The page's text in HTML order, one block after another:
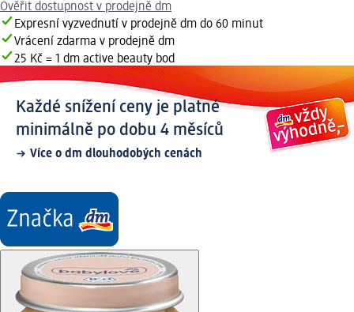
Ověřit dostupnost v prodejně dm
Expresní vyzvednutí v prodejně dm do 60 minut
Vrácení zdarma v prodejně dm
25 Kč = 1 dm active beauty bod
Každé snížení ceny je platné
minimálně po dobu 4 měsíců
Více o dm dlouhodobých cenách